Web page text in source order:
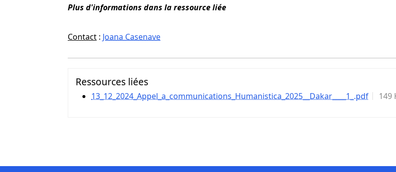
Plus d'informations dans la ressource liée
Contact : Joana Casenave
Ressources liées
13_12_2024_Appel_a_communications_Humanistica_2025__Dakar____1_.pdf 149